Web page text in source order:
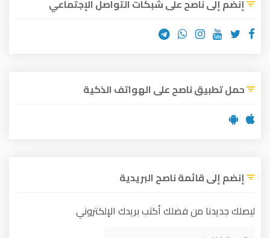
إنضم إلى ناصح على شبكات التواصل الإجتماعي
حمل تطبيق ناصح على الهواتف الذكية
إنضم إلى قائمة ناصح البريدية
ليصلك جديدنا من فضلك أكتب بريدك الإلكتروني